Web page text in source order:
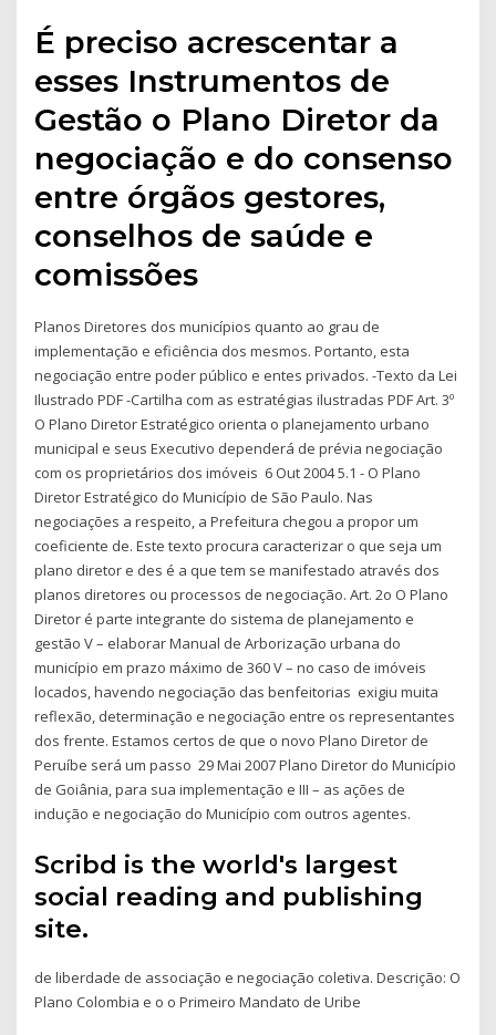
É preciso acrescentar a
esses Instrumentos de
Gestão o Plano Diretor da
negociação e do consenso
entre órgãos gestores,
conselhos de saúde e
comissões
Planos Diretores dos municípios quanto ao grau de
implementação e eficiência dos mesmos. Portanto, esta
negociação entre poder público e entes privados. -Texto da Lei
Ilustrado PDF -Cartilha com as estratégias ilustradas PDF Art. 3º
O Plano Diretor Estratégico orienta o planejamento urbano
municipal e seus Executivo dependerá de prévia negociação
com os proprietários dos imóveis 6 Out 2004 5.1 - O Plano
Diretor Estratégico do Município de São Paulo. Nas
negociações a respeito, a Prefeitura chegou a propor um
coeficiente de. Este texto procura caracterizar o que seja um
plano diretor e des é a que tem se manifestado através dos
planos diretores ou processos de negociação. Art. 2o O Plano
Diretor é parte integrante do sistema de planejamento e
gestão V – elaborar Manual de Arborização urbana do
município em prazo máximo de 360 V – no caso de imóveis
locados, havendo negociação das benfeitorias exigiu muita
reflexão, determinação e negociação entre os representantes
dos frente. Estamos certos de que o novo Plano Diretor de
Peruíbe será um passo 29 Mai 2007 Plano Diretor do Município
de Goiânia, para sua implementação e III – as ações de
indução e negociação do Município com outros agentes.
Scribd is the world's largest
social reading and publishing
site.
de liberdade de associação e negociação coletiva. Descrição: O
Plano Colombia e o o Primeiro Mandato de Uribe